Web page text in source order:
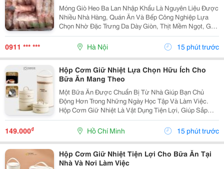
Móng Giò Heo Ba Lan Nhập Khẩu Là Nguyên Liệu Được
Nhiều Nhà Hàng, Quán Ăn Và Bếp Công Nghiệp Lựa
Chọn Nhờ Đặc Trưng Da Dày Giòn, Thịt Mềm Ngọt, Gân
Dai Sần Sật Và Phần Nước Dùng Có Vị Ngọt Tự Nhiên
Khi Hầm. Sản Phẩm Được Thực Phẩm Sạch Việt
0911 *** *** Hà Nội 15 phút trước
Hộp Cơm Giữ Nhiệt Lựa Chọn Hữu Ích Cho
Bữa Ăn Mang Theo
Một Bữa Ăn Được Chuẩn Bị Từ Nhà Giúp Bạn Chủ
Động Hơn Trong Những Ngày Học Tập Và Làm Việc.
Hộp Cơm Giữ Nhiệt Là Vật Dụng Tiện Lợi, Giúp Sắp
Xếp Các Món Ăn Ngăn Nắp Và Dễ Dàng Mang Theo
Trong Nhiều Hoàn Cảnh Khác Nhau. Chọn Hộp Phù Hợp
Với Khẩu...
149.000₫ Hồ Chí Minh 15 phút trước
Hộp Cơm Giữ Nhiệt Tiện Lợi Cho Bữa Ăn Tại
Nhà Và Nơi Làm Việc